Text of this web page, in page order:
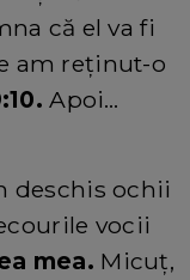
că el va fi
am reținut-o
Apoi…
deschis ochii
vocii
mea. Micuț,